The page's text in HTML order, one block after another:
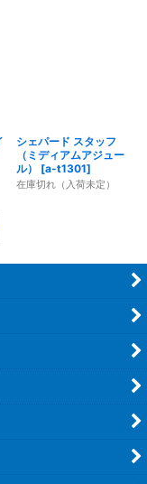
シェパード スタッフ
（ミディアムアジュー
ル）
[a-t1301]
在庫切れ（入荷未定）